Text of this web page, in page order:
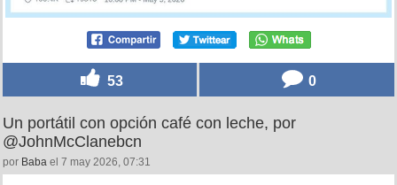
53 0
Un portátil con opción café con leche, por
@JohnMcClanebcn
por Baba el 7 may 2026, 07:31